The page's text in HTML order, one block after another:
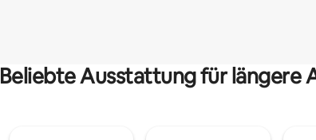
Beliebte Ausstattung für längere